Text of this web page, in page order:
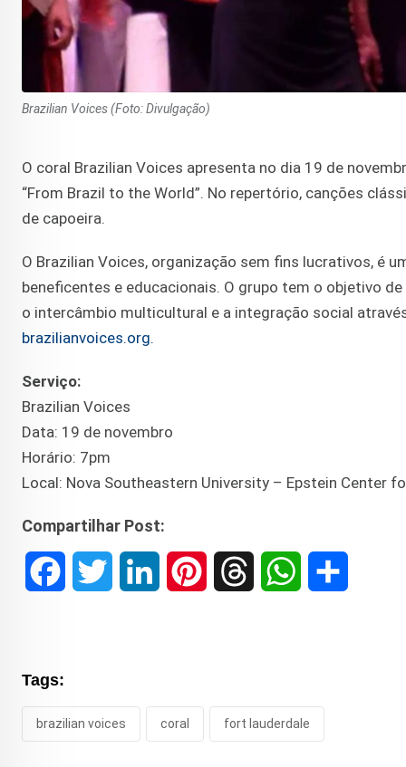
Brazilian Voices (Foto: Divulgação)
O coral Brazilian Voices apresenta no dia 19 de
“From Brazil to the World”. No repertório, canções
de capoeira.
O Brazilian Voices, organização sem fins lucrativos, é
beneficentes e educacionais. O grupo tem o objetivo
o intercâmbio multicultural e a integração social
brazilianvoices.org.
Serviço:
Brazilian Voices
Data: 19 de novembro
Horário: 7pm
Local: Nova Southeastern University – Epstein Center
Compartilhar Post:
b t e a s
Tags:
brazilian voices coral fort lauderdale